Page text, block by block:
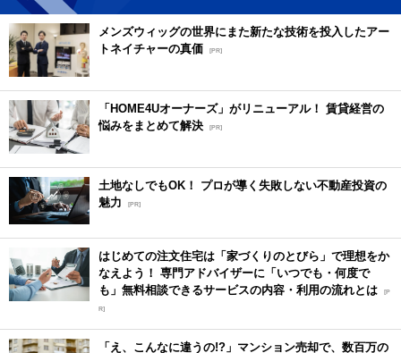
メンズウィッグの世界にまた新たな技術を投入したアー
トネイチャーの真価 [PR]
「HOME4Uオーナーズ」がリニューアル！ 賃貸経営の
悩みをまとめて解決 [PR]
土地なしでもOK！ プロが導く失敗しない不動産投資の
魅力
[PR]
はじめての注文住宅は「家づくりのとびら」で理想をか
なえよう！ 専門アドバイザーに「いつでも・何度で
も」無料相談できるサービスの内容・利用の流れとは [P
R]
「え、こんなに違うの!?」マンション売却で、数百万の